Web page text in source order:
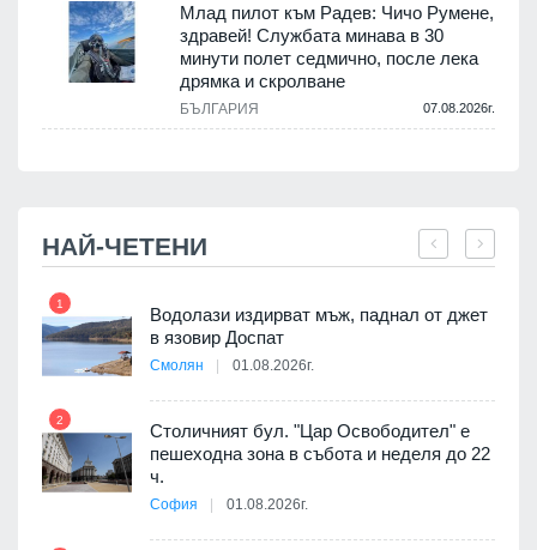
Млад пилот към Радев: Чичо Румене,
здравей! Службата минава в 30
минути полет седмично, после лека
дрямка и скролване
БЪЛГАРИЯ 07.08.2026г.
НАЙ-ЧЕТЕНИ
1
Водолази издирват мъж, паднал от джет
в язовир Доспат
Смолян 01.08.2026г.
2
Столичният бул. "Цар Освободител" е
пешеходна зона в събота и неделя до 22
ч.
София 01.08.2026г.